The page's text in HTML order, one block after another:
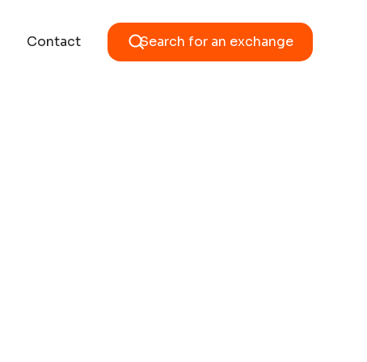
Contact Search for an exchange